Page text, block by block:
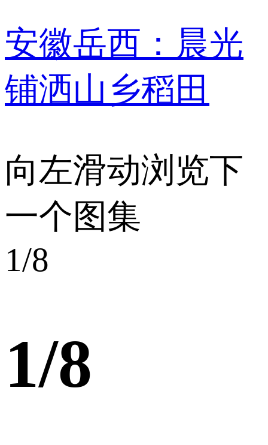
安徽岳西：晨光
铺洒山乡稻田
向左滑动浏览下
一个图集
1/8
1/8